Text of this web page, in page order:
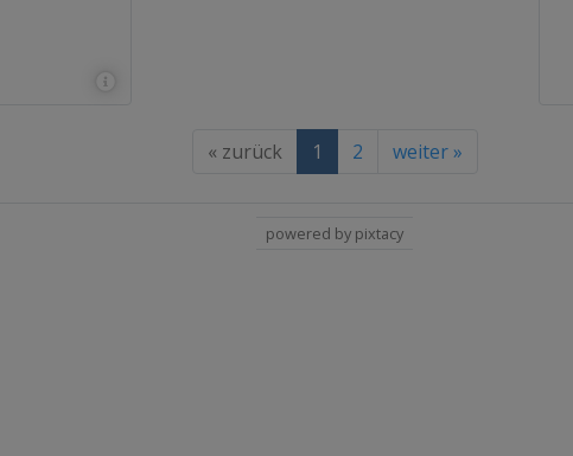
« zurück 1 2 weiter »
powered by pixtacy